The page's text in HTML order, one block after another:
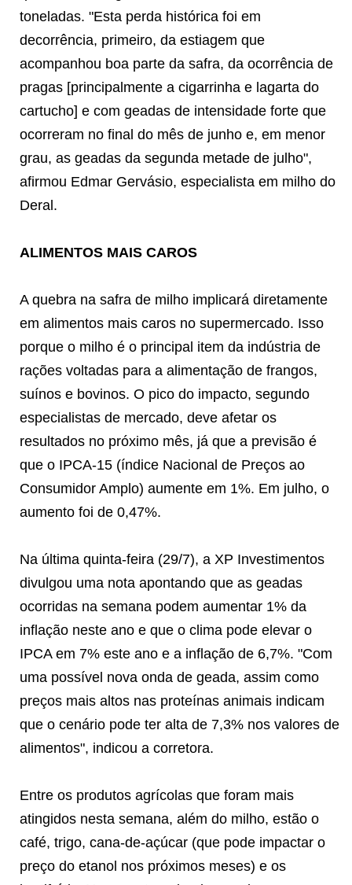
toneladas. "Esta perda histórica foi em
decorrência, primeiro, da estiagem que
acompanhou boa parte da safra, da ocorrência de
pragas [principalmente a cigarrinha e lagarta do
cartucho] e com geadas de intensidade forte que
ocorreram no final do mês de junho e, em menor
grau, as geadas da segunda metade de julho",
afirmou Edmar Gervásio, especialista em milho do
Deral.
ALIMENTOS MAIS CAROS
A quebra na safra de milho implicará diretamente
em alimentos mais caros no supermercado. Isso
porque o milho é o principal item da indústria de
rações voltadas para a alimentação de frangos,
suínos e bovinos. O pico do impacto, segundo
especialistas de mercado, deve afetar os
resultados no próximo mês, já que a previsão é
que o IPCA-15 (índice Nacional de Preços ao
Consumidor Amplo) aumente em 1%. Em julho, o
aumento foi de 0,47%.
Na última quinta-feira (29/7), a XP Investimentos
divulgou uma nota apontando que as geadas
ocorridas na semana podem aumentar 1% da
inflação neste ano e que o clima pode elevar o
IPCA em 7% este ano e a inflação de 6,7%. "Com
uma possível nova onda de geada, assim como
preços mais altos nas proteínas animais indicam
que o cenário pode ter alta de 7,3% nos valores de
alimentos", indicou a corretora.
Entre os produtos agrícolas que foram mais
atingidos nesta semana, além do milho, estão o
café, trigo, cana-de-açúcar (que pode impactar o
preço do etanol nos próximos meses) e os